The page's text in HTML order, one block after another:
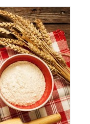
оплаты.
один раз в неделю -
с категории "ОПТ
скидок.
статус доставки